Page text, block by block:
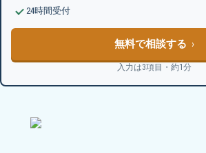
24時間受付
無料で相談する
入力は3項目・約1分